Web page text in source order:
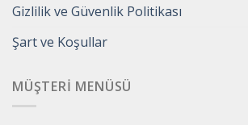
Gizlilik ve Güvenlik Politikası
Şart ve Koşullar
MÜŞTERI MENÜSÜ